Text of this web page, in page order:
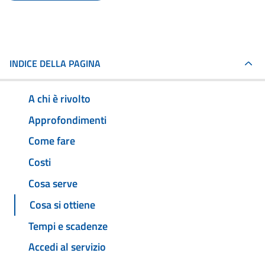
INDICE DELLA PAGINA
A chi è rivolto
Approfondimenti
Come fare
Costi
Cosa serve
Cosa si ottiene
Tempi e scadenze
Accedi al servizio